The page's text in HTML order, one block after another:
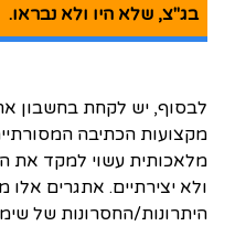
בג"צ, שלא היו ולא נבראו.
לבסוף, יש לקחת בחשבון
מקצועות הכתיבה
מלאכותית עשוי למקד את
ולא יצירתיים. אתגרים אלו
היתרונות/החסרונות של